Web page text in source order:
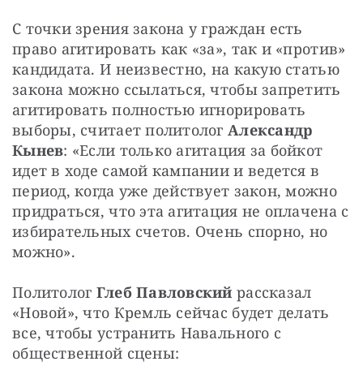
С точки зрения закона у граждан есть
право агитировать как «за», так и «против»
кандидата. И неизвестно, на какую статью
закона можно ссылаться, чтобы запретить
агитировать полностью игнорировать
выборы, считает политолог Александр
Кынев: «Если только агитация за бойкот
идет в ходе самой кампании и ведется в
период, когда уже действует закон, можно
придраться, что эта агитация не оплачена с
избирательных счетов. Очень спорно, но
можно».
Политолог Глеб Павловский рассказал
«Новой», что Кремль сейчас будет делать
все, чтобы устранить Навального с
общественной сцены: